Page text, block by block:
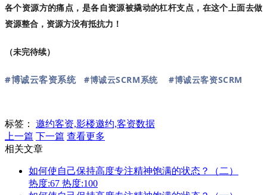
各个资源方的痛点，是各自资源被撬动的杠杆支点，在这个上面去做
资源整合，资源方没有抵抗力！
（未完待续）
#博诚云客资系统 #博诚云SCRM系统 #博诚云客资SCRM
标签： 邀约客资,影楼邀约,客资数据
上一篇 下一篇 查看更多
相关文章
如何使自己保持高度专注精神饱满的状态？（二）
热度:67 热度:100